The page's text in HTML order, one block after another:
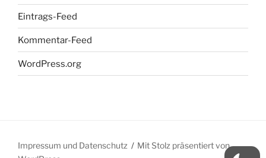
Eintrags-Feed
Kommentar-Feed
WordPress.org
Impressum und Datenschutz
Mit Stolz präsentiert von